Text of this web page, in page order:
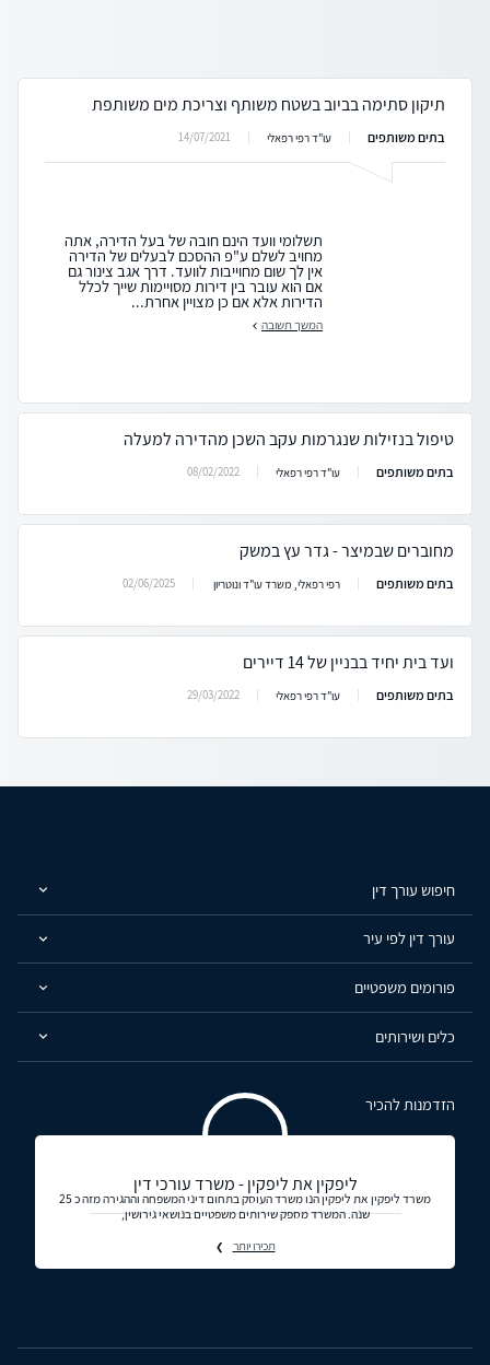
תיקון סתימה בביוב בשטח משותף וצריכת מים משותפת
בתים משותפים עו"ד רפי רפאלי 14/07/2021
תשלומי וועד הינם חובה של בעל הדירה, אתה
מחויב לשלם ע"פ ההסכם לבעלים של הדירה
אין לך שום מחוייבות לוועד. דרך אגב צינור גם
אם הוא עובר בין דירות מסויימות שייך לכלל
הדירות אלא אם כן מצויין אחרת...
המשך תשובה
טיפול בנזילות שנגרמות עקב השכן מהדירה למעלה
בתים משותפים עו"ד רפי רפאלי 08/02/2022
מחוברים שבמיצר - גדר עץ במשק
בתים משותפים רפי רפאלי, משרד עו"ד ונוטריון 02/06/2025
ועד בית יחיד בבניין של 14 דיירים
בתים משותפים עו"ד רפי רפאלי 29/03/2022
חיפוש עורך דין
עורך דין לפי עיר
פורומים משפטיים
כלים ושירותים
הזדמנות להכיר
ליפקין את ליפקין - משרד עורכי דין
משרד ליפקין את ליפקין הנו משרד העוסק בתחום דיני המשפחה וההגירה מזה כ 25
שנה. המשרד מספק שירותים משפטיים בנושאי גירושין,
תכירו יותר